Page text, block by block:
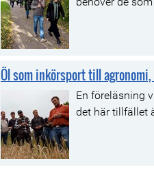
Öl som inkörsport till
En föreläsning
det här tillfället